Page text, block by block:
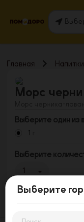
Главная Напитки
Морс
Выберите один из
1 г
Выберите
1
Выберите